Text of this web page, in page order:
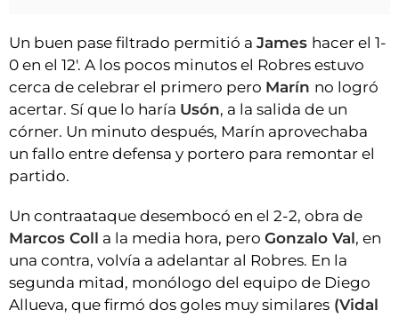
Un buen pase filtrado permitió a James hacer el 1-
0 en el 12'. A los pocos minutos el Robres estuvo
cerca de celebrar el primero pero Marín no logró
acertar. Sí que lo haría Usón, a la salida de un
córner. Un minuto después, Marín aprovechaba
un fallo entre defensa y portero para remontar el
partido.
Un contraataque desembocó en el 2-2, obra de
Marcos Coll a la media hora, pero Gonzalo Val, en
una contra, volvía a adelantar al Robres. En la
segunda mitad, monólogo del equipo de Diego
Allueva, que firmó dos goles muy similares (Vidal